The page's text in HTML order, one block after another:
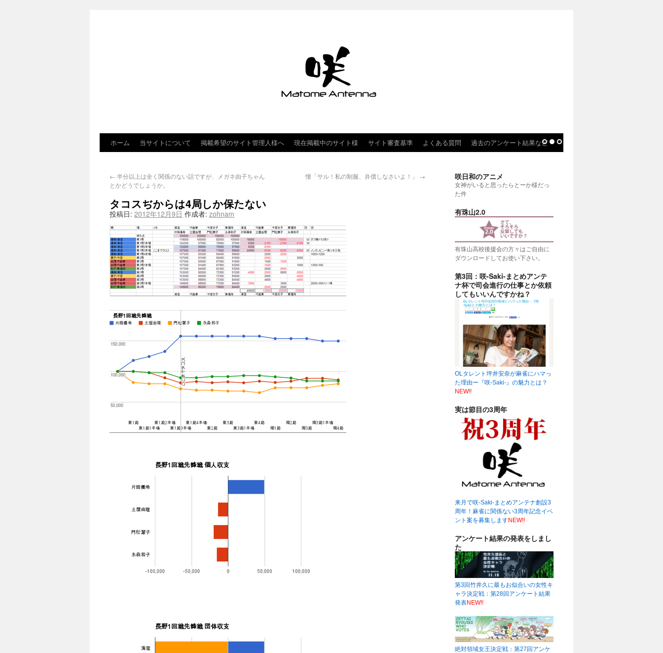
ホーム 当サイトについて 掲載希望のサイト管理人様へ 現在掲載中のサイト様 サイト審査基準 よくある質問 過去のアンケート結果など
← 半分以上は全く関係のない話ですが、メガネ由子ちゃん
とかどうでしょうか。
憧「サル！私の制服、弁償しなさいよ！」 →
タコスぢからは4局しか保たない
投稿日: 2012年12月9日 作成者: zohnam
咲日和のアニメ
女神がいると思ったらとーか様だっ
た件
有珠山2.0
有珠山高校後援会の方々はご自由に
ダウンロードしてお使い下さい。
第3回：咲-Saki-まとめアンテ
ナ杯で司会進行の仕事とか依頼
してもいいんですかね？
OLタレント坪井安奈が麻雀にハマっ
た理由ー『咲-Saki-』の魅力とは？
NEW!!
実は節目の3周年
来月で咲-Saki-まとめアンテナ創設3
周年！麻雀に関係ない3周年記念イベ
ント案を募集しますNEW!!
アンケート結果の発表をしまし
た
第3回竹井久に最もお似合いの女性キ
ャラ決定戦：第28回アンケート結果
発表NEW!!
絶対領域女王決定戦：第27回アンケ